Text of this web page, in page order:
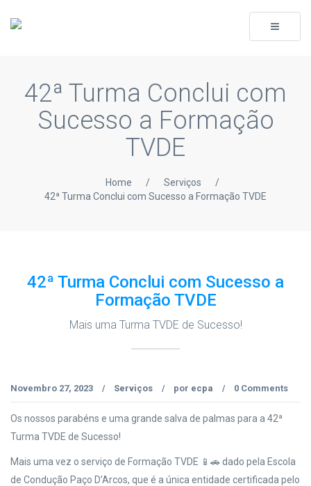
Toggle
42ª Turma Conclui com
Sucesso a Formação
TVDE
Home / Serviços
/
42ª Turma Conclui com Sucesso a Formação TVDE
42ª Turma Conclui com Sucesso a
Formação TVDE
Mais uma Turma TVDE de Sucesso!
Novembro 27, 2023 / Serviços / por ecpa / 0 Comments
Os nossos parabéns e uma grande salva de palmas para a 42ª
Turma TVDE de Sucesso!
Mais uma vez o serviço de Formação TVDE 📱🚗 dado pela Escola
de Condução Paço D’Arcos, que é a única entidade certificada pelo